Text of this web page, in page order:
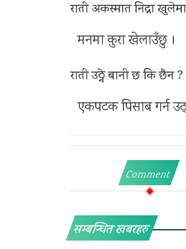
राती अकस्मात निद्रा
मनमा कुरा खेलाउँछु ।
राती उठ्ने बानी छ कि छैन ?
एकपटक पिसाब गर्न
Comment
सम्बन्धित खबरहरु